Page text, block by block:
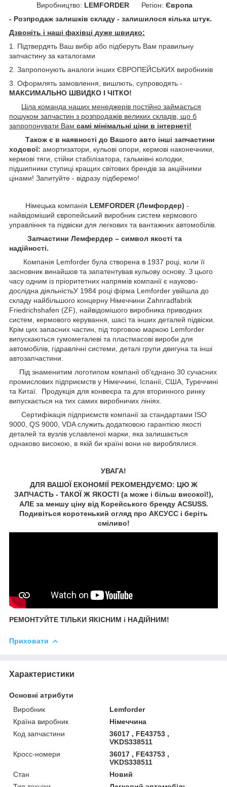
Виробництво: LEMFORDER Регіон: Європа
- Розпродаж залишків складу - залишилося кілька штук.
Дзвоніть і наші фахівці дуже швидко:
1. Підтвердять Ваш вибір або підберуть Вам правильну
запчастину за каталогами
2. Запропонують аналоги інших ЄВРОПЕЙСЬКИХ виробників
3. Оформлять замовлення, вишлють, супроводять -
МАКСИМАЛЬНО ШВИДКО І ЧІТКО!
Ціла команда наших менеджерів постійно займається
пошуком запчастин з розпродажів великих складів, що б
запропонувати Вам самі мінімальні ціни в інтернеті!
Також є в наявності до Вашого авто інші запчастини
ходової: амортизатори, кульові опори, кермові наконечники,
кермові тяги, стійки стабілізатора, гальмівні колодки,
підшипники ступиці кращих світових брендів за акційними
цінами! Запитуйте - відразу підберемо!
Німецька компанія LEMFORDER (Лемфордер) -
найвідоміший європейський виробник систем кермового
управління та підвіски для легкових та вантажних автомобілів.
Запчастини Лемфердер – символ якості та
надійності.
Компанія Lemforder була створена в 1937 році, коли її
засновник винайшов та запатентував кульову основу. З цього
часу одним із пріоритетних напрямів компанії є науково-
дослідна діяльністьУ 1984 році фірма Lemforder увійшла до
складу найбільшого концерну Німеччини Zahnradfabrik
Friedrichshafen (ZF), найвідомішого виробника приводних
систем, кермового керування, шасі та інших деталей підвіски.
Крім цих запасних частин, під торговою маркою Lemforder
випускаються гумометалеві та пластмасові вироби для
автомобілів, гідравлічні системи, деталі групи двигуна та інші
автозапчастини.
Під знаменитим логотипом компанії об'єднано 30 сучасних
промислових підприємств у Німеччині, Іспанії, США, Туреччині
та Китаї. Продукція для конвеєра та для вторинного ринку
випускається на тих самих виробничих лініях.
Сертифікація підприємств компанії за стандартами ISO
9000, QS 9000, VDA служить додатковою гарантією якості
деталей та вузлів уславленої марки, яка залишається
однаково високою, в якій би країні вони не вироблялися.
УВАГА!
ДЛЯ ВАШОЇ ЕКОНОМІЇ РЕКОМЕНДУЄМО: ЦЮ Ж
ЗАПЧАСТЬ - ТАКОЇ Ж ЯКОСТІ (а може і більш високої!),
АЛЕ за меншу ціну від Корейського бренду ACSUSS.
Подивіться коротенький огляд про АКСУCC і беріть
сміливо!
РЕМОНТУЙТЕ ТІЛЬКИ ЯКІСНИМ і НАДІЙНИМ!
Приховати
Характеристики
Основні атрибути
Виробник
Lemforder
Країна виробник
Німеччина
Код запчастини
36017 , FE43753 ,
VKDS338511
Кросс-номери
36017 , FE43753 ,
VKDS338511
Стан
Новий